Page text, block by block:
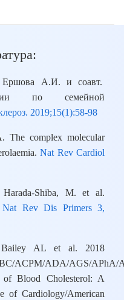
А.И. и соавт.
по семейной
2019;15(1):58-98
The complex molecular
Nat Rev Cardiol
Shiba, M. et al.
Nat Rev Dis Primers 3,
AL et al. 2018
ACPM/ADA/AGS/APhA/
of Blood Cholesterol: A
of Cardiology/American